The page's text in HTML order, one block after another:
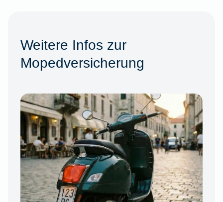
Weitere Infos zur
Mopedversicherung